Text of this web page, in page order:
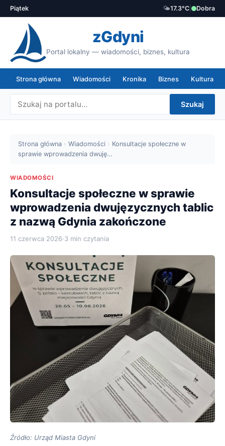
Piątek 🌤️17.3°C Dobra
zGdyni
Portal lokalny — wiadomości, biznes, kultura
Strona główna Wiadomości Kronika Biznes Kultura
Szukaj
Strona główna › Wiadomości › Konsultacje społeczne w
sprawie wprowadzenia dwuję…
WIADOMOŚCI
Konsultacje społeczne w sprawie
wprowadzenia dwujęzycznych tablic
z nazwą Gdynia zakończone
11 czerwca 2026·3 min czytania
Źródło: Urząd Miasta Gdyni